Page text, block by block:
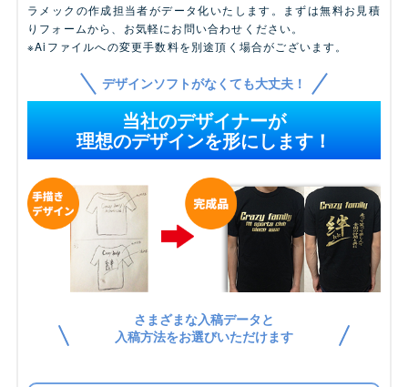
ラメックの作成担当者がデータ化いたします。まずは無料お見積
りフォームから、お気軽にお問い合わせください。
※Aiファイルへの変更手数料を別途頂く場合がございます。
デザインソフトがなくても大丈夫！
当社のデザイナーが
理想のデザインを形にします！
さまざまな入稿データと
入稿方法をお選びいただけます